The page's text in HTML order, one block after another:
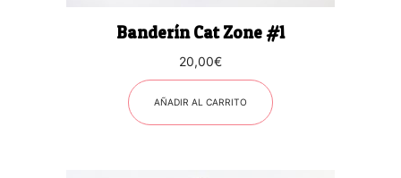
Banderín Cat Zone #1
20,00€
AÑADIR AL CARRITO